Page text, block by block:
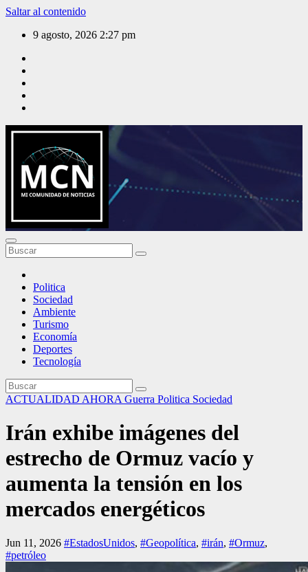
Saltar al contenido
9 agosto, 2026 2:27 pm
Mi Comunidad de Noticias
Politica
Sociedad
Ambiente
Turismo
Economía
Deportes
Tecnología
ACTUALIDAD AHORA Guerra Politica Sociedad
Irán exhibe imágenes del
estrecho de Ormuz vacío y
aumenta la tensión en los
mercados energéticos
Jun 11, 2026 #EstadosUnidos, #Geopolítica, #irán, #Ormuz,
#petróleo